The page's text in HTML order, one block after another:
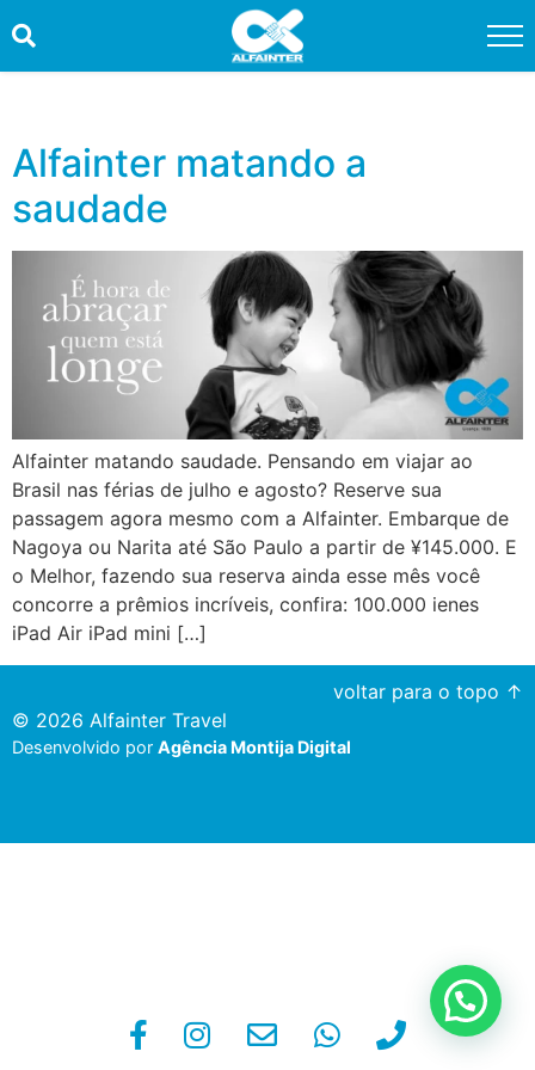
PROMOÇÕES
SERVIÇOS
INFORMAÇÕES ÚTEIS
CONTATO
TRABALHE CONOSCO
OUVIDORIA
Alfainter matando a
saudade
Alfainter matando saudade. Pensando em viajar ao
Brasil nas férias de julho e agosto? Reserve sua
passagem agora mesmo com a Alfainter. Embarque de
Nagoya ou Narita até São Paulo a partir de ¥145.000. E
o Melhor, fazendo sua reserva ainda esse mês você
concorre a prêmios incríveis, confira: 100.000 ienes
iPad Air iPad mini […]
voltar para o topo ↑
© 2026 Alfainter Travel
Desenvolvido por Agência Montija Digital